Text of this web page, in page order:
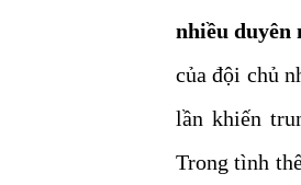
nhiều duyên
của đội chủ
lần khiến
Trong tình